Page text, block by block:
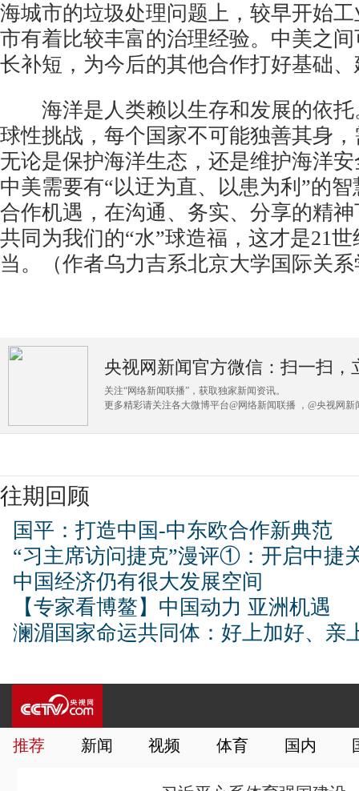
海城市的垃圾处理问题上，较早开始
市有着比较丰富的治理经验。中美之
长补短，为今后的其他合作打好基础
海洋是人类赖以生存和发展的依托
球性挑战，每个国家不可能独善其身
无论是保护海洋生态，还是维护海洋
中美需要有“以迂为直、以患为利”的
合作机遇，在沟通、务实、分享的精
共同为我们的“水”球造福，这才是21
当。（作者乌力吉系北京大学国际关
央视网新闻官方微信：扫一扫，
关注“网络新闻联播”，获取独家新闻资讯。
更多精彩请关注各大微博平台@网络新闻联播 ，@央视网新
往期回顾
国平：打造中国-中东欧合作新典范
“习主席访问捷克”漫评①：开启中捷
中国经济仍有很大发展空间
【专家看博鳌】中国动力 亚洲机遇
澜湄国家命运共同体：好上加好、亲